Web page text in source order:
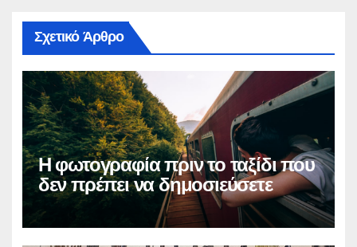
Σχετικό Άρθρο
Η φωτογραφία πριν το ταξίδι που
δεν πρέπει να δημοσιεύσετε